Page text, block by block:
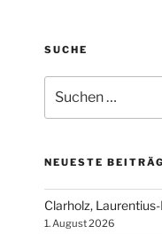
SUCHE
nach:
NEUESTE
Clarholz,
1. August 2026